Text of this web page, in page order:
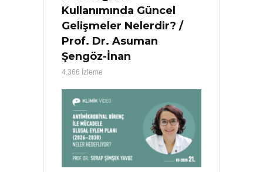
Kullanımında Güncel
Gelişmeler Nelerdir? /
Prof. Dr. Asuman
Şengöz-İnan
4.366 İzleme